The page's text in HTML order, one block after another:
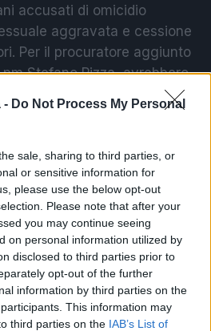
- Do Not Process My Personal
sale, sharing to third parties, or
or sensitive information for
please use the below opt-out
Please note that after your
you may continue seeing
on personal information utilized by
disclosed to third parties prior to
opt-out of the further
information by third parties on the
This information may
third parties on the IAB’s List of
accusati di omicidio
aggravata e cessione
Per il procuratore aggiunto
Stefano Pizza, avrebbero
ragazza dopo averle fatto
di droghe. A incastrare alcuni
della ragazza.
Successiva
Istituto via
Trionfale: le parole
del presidente dei
presidi